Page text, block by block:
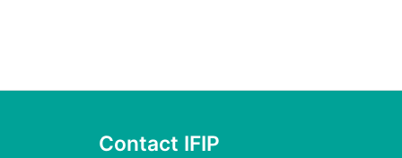
Contact IFIP